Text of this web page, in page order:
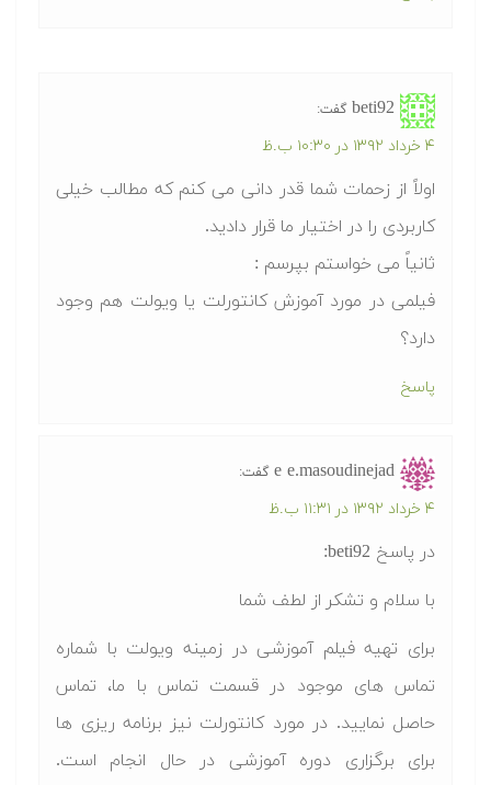
beti92 گفت:
۴ خرداد ۱۳۹۲ در ۱۰:۳۰ ب.ظ
اولاً از زحمات شما قدر دانی می کنم که مطالب خیلی
کاربردی را در اختیار ما قرار دادید.
ثانیاً می خواستم بپرسم :
فیلمی در مورد آموزش کانتورلت یا ویولت هم وجود
دارد؟
پاسخ
e e.masoudinejad گفت:
۴ خرداد ۱۳۹۲ در ۱۱:۳۱ ب.ظ
در پاسخ beti92:
با سلام و تشکر از لطف شما
برای تهیه فیلم آموزشی در زمینه ویولت با شماره
تماس های موجود در قسمت تماس با ما، تماس
حاصل نمایید. در مورد کانتورلت نیز برنامه ریزی ها
برای برگزاری دوره آموزشی در حال انجام است.